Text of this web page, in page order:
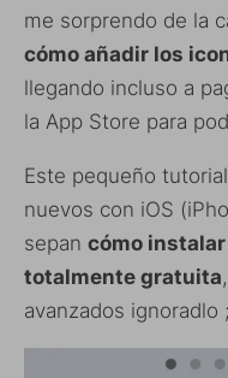
me sorprendo de la
cómo añadir los
llegando incluso a
la App Store para
Este pequeño
nuevos con iOS
sepan cómo
totalmente gratuita
avanzados ignoradlo